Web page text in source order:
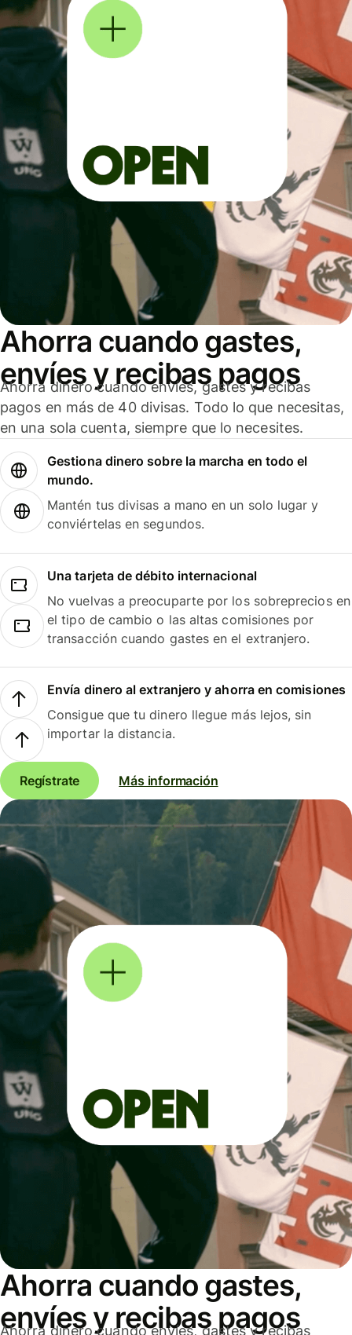
Ahorra cuando gastes,
envíes y recibas pagos
Ahorra dinero cuando envíes, gastes y recibas
pagos en más de 40 divisas. Todo lo que necesitas,
en una sola cuenta, siempre que lo necesites.
Gestiona dinero sobre la marcha en todo el
mundo.
Mantén tus divisas a mano en un solo lugar y
conviértelas en segundos.
Una tarjeta de débito internacional
No vuelvas a preocuparte por los sobreprecios en
el tipo de cambio o las altas comisiones por
transacción cuando gastes en el extranjero.
Envía dinero al extranjero y ahorra en comisiones
Consigue que tu dinero llegue más lejos, sin
importar la distancia.
Regístrate Más información
Ahorra cuando gastes,
envíes y recibas pagos
Ahorra dinero cuando envíes, gastes y recibas